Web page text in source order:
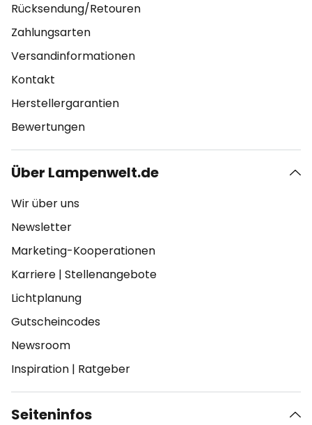
Rücksendung/Retouren
Zahlungsarten
Versandinformationen
Kontakt
Herstellergarantien
Bewertungen
Über Lampenwelt.de
Wir über uns
Newsletter
Marketing-Kooperationen
Karriere | Stellenangebote
Lichtplanung
Gutscheincodes
Newsroom
Inspiration | Ratgeber
Seiteninfos